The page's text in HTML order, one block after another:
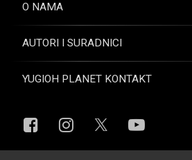
O NAMA
AUTORI I SURADNICI
YUGIOH PLANET KONTAKT
FacebookInstagramYouTube